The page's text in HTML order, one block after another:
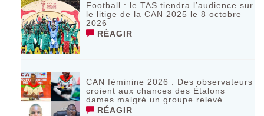
Football : le TAS tiendra l’audience sur
le litige de la CAN 2025 le 8 octobre
2026
RÉAGIR
CAN féminine 2026 : Des observateurs
croient aux chances des Étalons
dames malgré un groupe relevé
RÉAGIR